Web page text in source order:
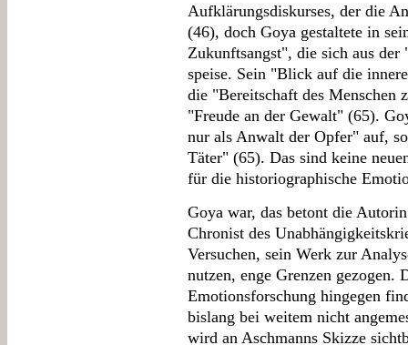
Aufklärungsdiskurses, der die
(46), doch Goya gestaltete in
Zukunftsangst", die sich aus
speise. Sein "Blick auf die
die "Bereitschaft des Menschen
"Freude an der Gewalt" (65).
nur als Anwalt der Opfer" auf,
Täter" (65). Das sind keine
für die historiographische
Goya war, das betont die
Chronist des
Versuchen, sein Werk zur
nutzen, enge Grenzen gezogen.
Emotionsforschung hingegen
bislang bei weitem nicht
wird an Aschmanns Skizze